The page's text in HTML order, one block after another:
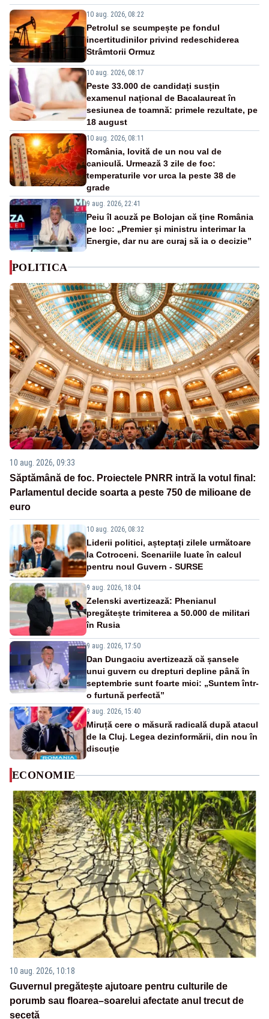
10 aug. 2026, 08:22
Petrolul se scumpește pe fondul
incertitudinilor privind redeschiderea
Strâmtorii Ormuz
10 aug. 2026, 08:17
Peste 33.000 de candidați susțin
examenul național de Bacalaureat în
sesiunea de toamnă: primele rezultate, pe
18 august
10 aug. 2026, 08:11
România, lovită de un nou val de
caniculă. Urmează 3 zile de foc:
temperaturile vor urca la peste 38 de
grade
9 aug. 2026, 22:41
Peiu îl acuză pe Bolojan că ține România
pe loc: „Premier și ministru interimar la
Energie, dar nu are curaj să ia o decizie”
POLITICA
10 aug. 2026, 09:33
Săptămână de foc. Proiectele PNRR intră la votul final:
Parlamentul decide soarta a peste 750 de milioane de
euro
10 aug. 2026, 08:32
Liderii politici, așteptați zilele următoare
la Cotroceni. Scenariile luate în calcul
pentru noul Guvern - SURSE
9 aug. 2026, 18:04
Zelenski avertizează: Phenianul
pregătește trimiterea a 50.000 de militari
în Rusia
9 aug. 2026, 17:50
Dan Dungaciu avertizează că șansele
unui guvern cu drepturi depline până în
septembrie sunt foarte mici: „Suntem într-
o furtună perfectă”
9 aug. 2026, 15:40
Miruță cere o măsură radicală după atacul
de la Cluj. Legea dezinformării, din nou în
discuție
ECONOMIE
10 aug. 2026, 10:18
Guvernul pregătește ajutoare pentru culturile de
porumb sau floarea–soarelui afectate anul trecut de
secetă